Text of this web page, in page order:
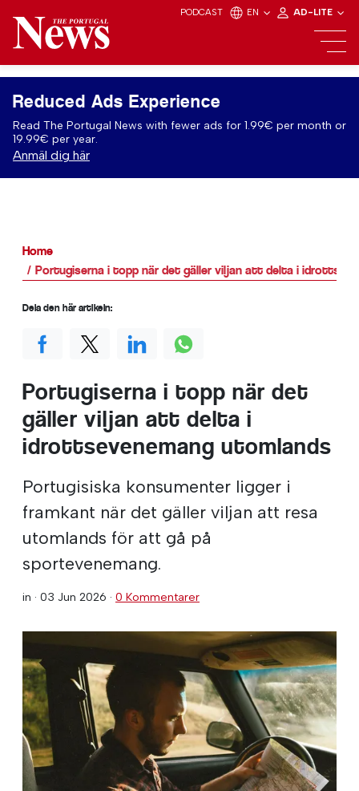
PODCAST EN AD-LITE
Reduced Ads Experience
Read The Portugal News with fewer ads for 1.99€ per month or
19.99€ per year.
Anmäl dig här
Home
Portugiserna i topp när det gäller viljan att delta i
Portugiserna i topp när det
gäller viljan att delta i
idrottsevenemang utomlands
Portugisiska konsumenter ligger i
framkant när det gäller viljan att resa
utomlands för att gå på
sportevenemang.
in · 03 Jun 2026 · 0 Kommentarer
Dela den här artikeln: